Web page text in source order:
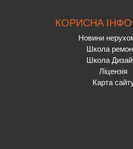
КОРИСНА
Новини
Школа
Школа
Ліцензія
Карта